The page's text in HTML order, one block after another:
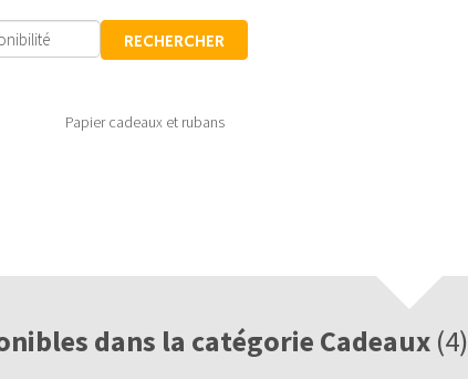
RECHERCHER
Papier cadeaux et rubans
dans la catégorie Cadeaux (4)